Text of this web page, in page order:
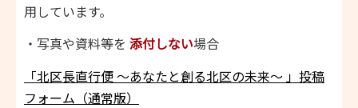
用しています。
・写真や資料等を 添付しない場合
「北区長直行便 ～あなたと創る北区の未来～ 」投稿
フォーム（通常版）